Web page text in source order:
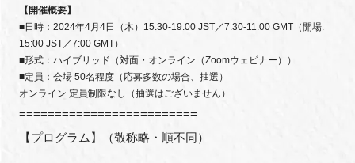
【開催概要】
■日時：2024年4月4日（木）15:30-19:00 JST／7:30-11:00 GMT（開場:
15:00 JST／7:00 GMT）
■形式：ハイブリッド（対面・オンライン（Zoomウェビナー））
■定員：会場 50名程度（応募多数の場合、抽選）
オンライン 定員制限なし（抽選はございません）
=========================
【プログラム】
（敬称略・順不同）